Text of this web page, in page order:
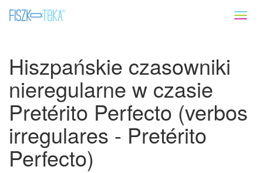
Hiszpańskie czasowniki
nieregularne w czasie
Pretérito Perfecto (verbos
irregulares - Pretérito
Perfecto)